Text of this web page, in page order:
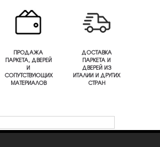
ПРОДАЖА
ПАРКЕТА, ДВЕРЕЙ
И
СОПУТСТВУЮЩИХ
МАТЕРИАЛОВ
ДОСТАВКА
ПАРКЕТА И
ДВЕРЕЙ ИЗ
ИТАЛИИ И ДРУГИХ
СТРАН